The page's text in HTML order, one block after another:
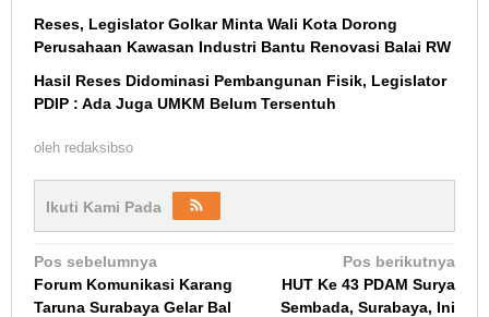
Reses, Legislator Golkar Minta Wali Kota Dorong
Perusahaan Kawasan Industri Bantu Renovasi Balai RW
Hasil Reses Didominasi Pembangunan Fisik, Legislator
PDIP : Ada Juga UMKM Belum Tersentuh
oleh redaksibso
Ikuti Kami Pada
Navigasi
pos
Pos sebelumnya
Forum Komunikasi Karang
Taruna Surabaya Gelar Bal
Pos berikutnya
HUT Ke 43 PDAM Surya
Sembada, Surabaya, Ini